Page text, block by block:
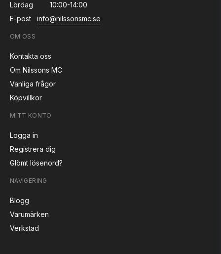
Lördag
10:00-14:00
E-post
info@nilssonsmc.se
OM OSS
Kontakta oss
Om Nilssons MC
Vanliga frågor
Köpvillkor
MITT KONTO
Logga in
Registrera dig
Glömt lösenord?
NAVIGERING
Blogg
Varumärken
Verkstad